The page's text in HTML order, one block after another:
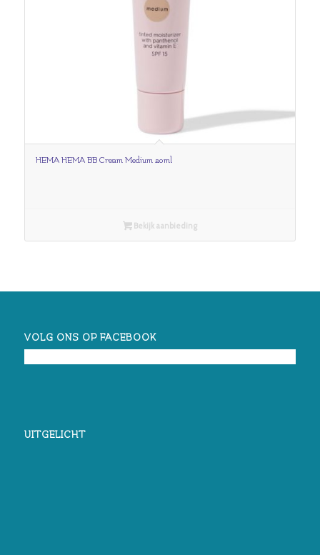
HEMA HEMA BB Cream Medium 20ml
Bekijk aanbieding
VOLG ONS OP FACEBOOK
UITGELICHT